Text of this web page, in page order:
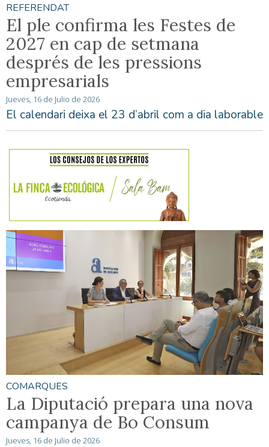
REFERENDAT
El ple confirma les Festes de
2027 en cap de setmana
després de les pressions
empresarials
Jueves, 16 de Julio de 2026
El calendari deixa el 23 d’abril com a dia laborable
COMARQUES
La Diputació prepara una nova
campanya de Bo Consum
Jueves, 16 de Julio de 2026